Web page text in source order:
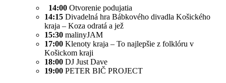
14:00 Otvorenie podujatia
14:15 Divadelná hra Bábkového divadla Košického
kraja – Koza odratá a jež
15:30 malinyJAM
17:00 Klenoty kraja – To najlepšie z folklóru v
Košickom kraji
18:00 DJ Just Dave
19:00 PETER BIČ PROJECT